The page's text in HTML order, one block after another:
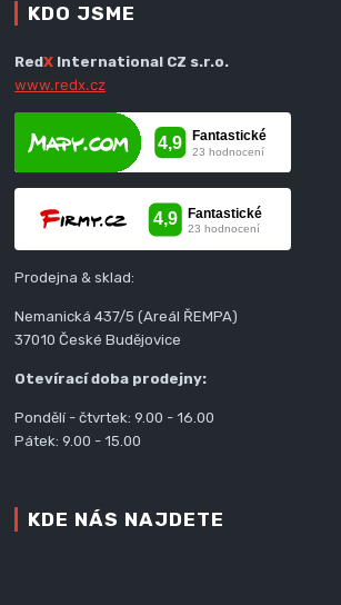
KDO JSME
RedX International CZ s.r.o.
www.redx.cz
Prodejna & sklad:
Nemanická 437/5 (Areál ŘEMPA)
37010 České Budějovice
Otevírací doba prodejny:
Pondělí - čtvrtek: 9.00 - 16.00
Pátek: 9.00 - 15.00
KDE NÁS NAJDETE